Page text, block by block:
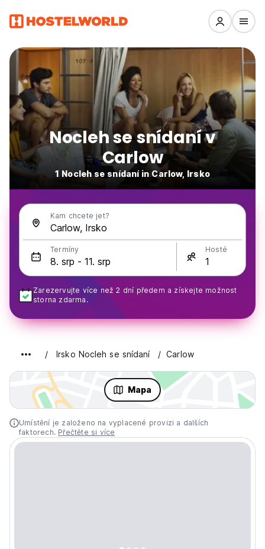
Nocleh se snídaní v
Carlow
1 Nocleh se snídaní in Carlow, Irsko
Kam chcete jet?
Termíny Hosté
Zarezervujte více než 2 dní předem a získejte možnost
storna zdarma.
Irsko Nocleh se snídaní Carlow
Mapa
Umístění je založeno na vyplacené provizi a dalších
faktorech. Přečtěte si více